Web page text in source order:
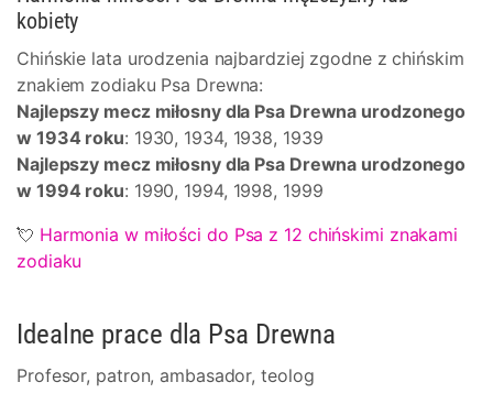
kobiety
Chińskie lata urodzenia najbardziej zgodne z chińskim
znakiem zodiaku Psa Drewna:
Najlepszy mecz miłosny dla Psa Drewna urodzonego
w 1934 roku: 1930, 1934, 1938, 1939
Najlepszy mecz miłosny dla Psa Drewna urodzonego
w 1994 roku: 1990, 1994, 1998, 1999
💘 Harmonia w miłości do Psa z 12 chińskimi znakami
zodiaku
Idealne prace dla Psa Drewna
Profesor, patron, ambasador, teolog